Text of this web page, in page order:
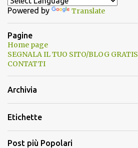
Powered by Translate
Pagine
Home page
SEGNALA IL TUO SITO/BLOG GRATIS
CONTATTI
Archivia
Etichette
Post più Popolari